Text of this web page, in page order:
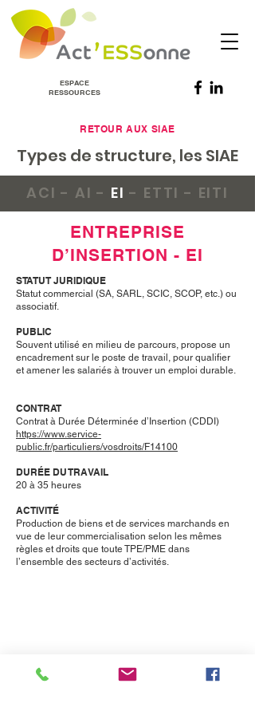
ESPACE
RESSOURCES
RETOUR AUX SIAE
Types de structure, les SIAE
ACI - AI - EI - ETTI - EITI
ENTREPRISE
D’INSERTION - EI
STATUT JURIDIQUE
Statut commercial (SA, SARL, SCIC, SCOP, etc.) ou
associatif.
PUBLIC
Souvent utilisé en milieu de parcours, propose un
encadrement sur le poste de travail, pour qualifier
et amener les salariés à trouver un emploi durable.
CONTRAT
Contrat à Durée Déterminée d’Insertion (CDDI)
https://www.service-
public.fr/particuliers/vosdroits/F14100
DURÉE DU TRAVAIL
20 à 35 heures
ACTIVITÉ
Production de biens et de services marchands en
vue de leur commercialisation selon les mêmes
règles et droits que toute TPE/PME dans
l’ensemble des secteurs d’activités.
insertion/insertion-activite-